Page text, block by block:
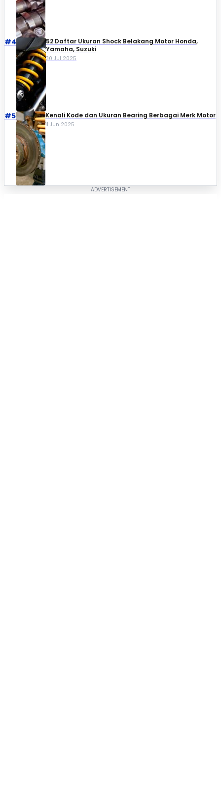
#4
52 Daftar Ukuran Shock Belakang Motor Honda,
Yamaha, Suzuki​
30 Jul 2025
#5 Kenali Kode dan Ukuran Bearing Berbagai Merk Motor
11 Jun 2025